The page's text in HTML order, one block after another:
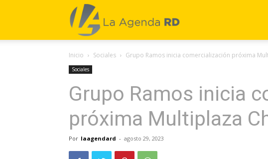
La
Agenda
RD
Inicio Sociales Grupo Ramos inicia comercialización próxima
Sociales
Grupo Ramos inicia
próxima Multiplaza
Por laagendard - agosto 29, 2023